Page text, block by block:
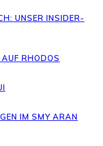
UNSER INSIDER-
RHODOS
IM SMY ARAN